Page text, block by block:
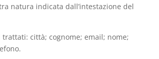
natura indicata dall’intestazione del
trattati: città; cognome; email; nome;